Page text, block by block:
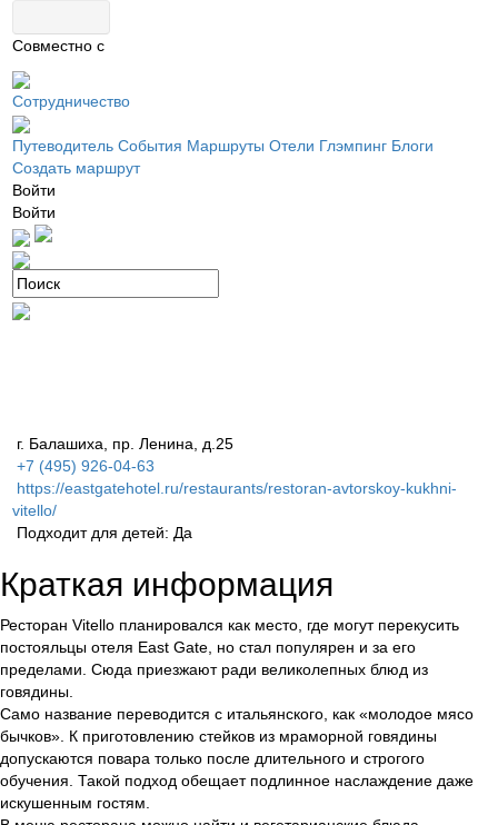
Совместно с
Сотрудничество
Путеводитель События Маршруты Отели Глэмпинг Блоги
Создать маршрут
Войти
Войти
г. Балашиха, пр. Ленина, д.25
+7 (495) 926-04-63
https://eastgatehotel.ru/restaurants/restoran-avtorskoy-kukhni-
vitello/
Подходит для детей: Да
Краткая информация
Ресторан Vitello планировался как место, где могут перекусить
постояльцы отеля East Gate, но стал популярен и за его
пределами. Сюда приезжают ради великолепных блюд из
говядины.
Само название переводится с итальянского, как «молодое мясо
бычков». К приготовлению стейков из мраморной говядины
допускаются повара только после длительного и строгого
обучения. Такой подход обещает подлинное наслаждение даже
искушенным гостям.